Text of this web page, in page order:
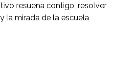
resuena contigo, resolver
la mirada de la escuela